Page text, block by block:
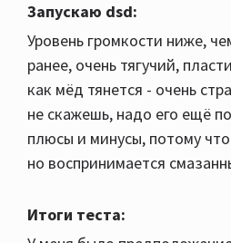
Запускаю dsd:
Уровень громкости ниже,
ранее, очень тягучий,
как мёд тянется - очень
не скажешь, надо его ещё
плюсы и минусы, потому
но воспринимается
Итоги теста: